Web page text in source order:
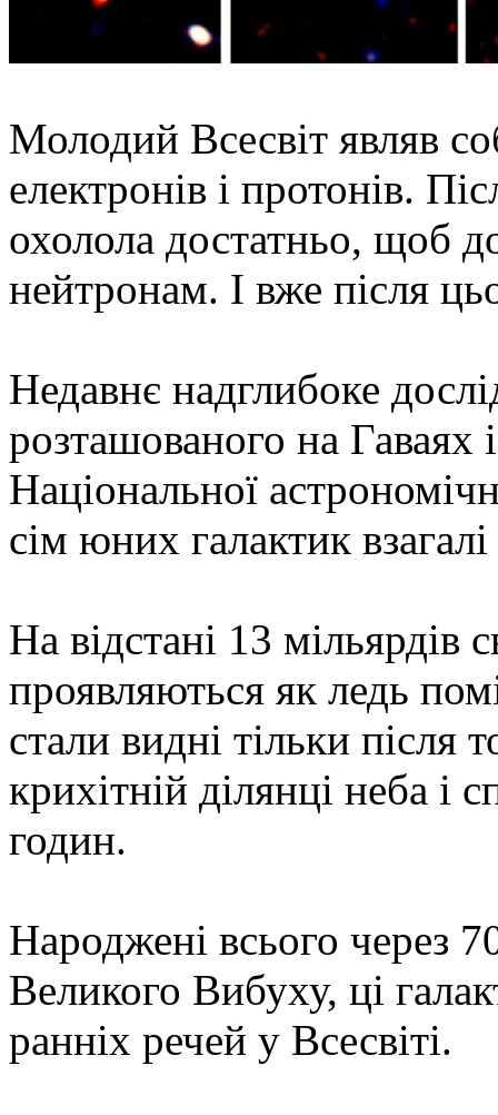
Молодий Всесвіт являв
електронів і протонів.
охолола достатньо, щоб
нейтронам. І вже після
Недавнє надглибоке
розташованого на Гаваях
Національної
сім юних галактик взагалі
На відстані 13 мільярдів
проявляються як ледь
стали видні тільки після
крихітній ділянці неба і
годин.
Народжені всього через
Великого Вибуху, ці
ранніх речей у Всесвіті.